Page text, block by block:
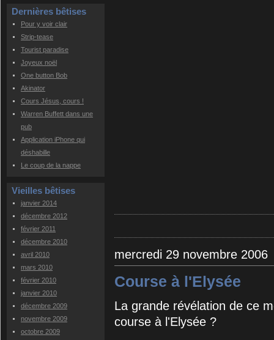
Dernières bêtises
Pour y voir clair
Strip-tease
Tourist paradise
Joyeux noël
One button Bob
Akinator
Cours Jésus, cours !
Warren Buffett dans une
pub
Application iPhone qui
déshabille
Le coup de la nappe
Vieilles bêtises
janvier 2014
décembre 2012
février 2011
décembre 2010
avril 2010
mars 2010
février 2010
janvier 2010
décembre 2009
novembre 2009
octobre 2009
mercredi 29 novembre 2006
Course à l'Elysée
La grande révélation de ce
course à l'Elysée ?